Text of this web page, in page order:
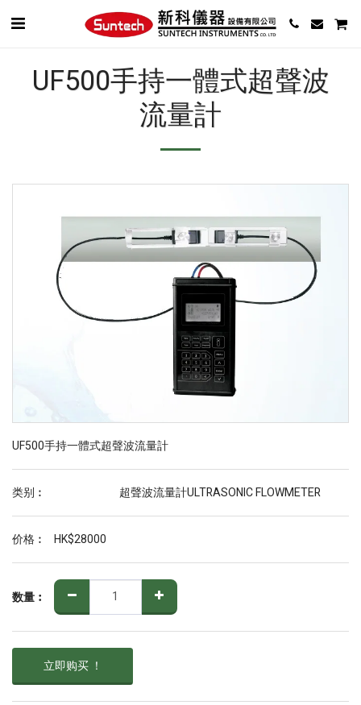
UF500手持一體式超聲波
流量計
UF500手持一體式超聲波流量計
类别︰ 超聲波流量計ULTRASONIC FLOWMETER
价格︰ HK$28000
数量︰
立即购买 ！